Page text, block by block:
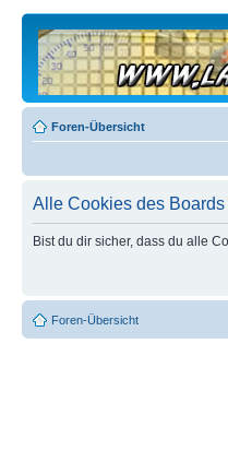
Foren-Übersicht
Alle Cookies des
Bist du dir sicher, dass du alle
Foren-Übersicht